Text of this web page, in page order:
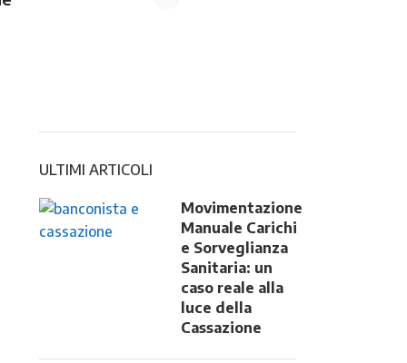
ULTIMI ARTICOLI
Movimentazione
Manuale Carichi
e Sorveglianza
Sanitaria: un
caso reale alla
luce della
Cassazione